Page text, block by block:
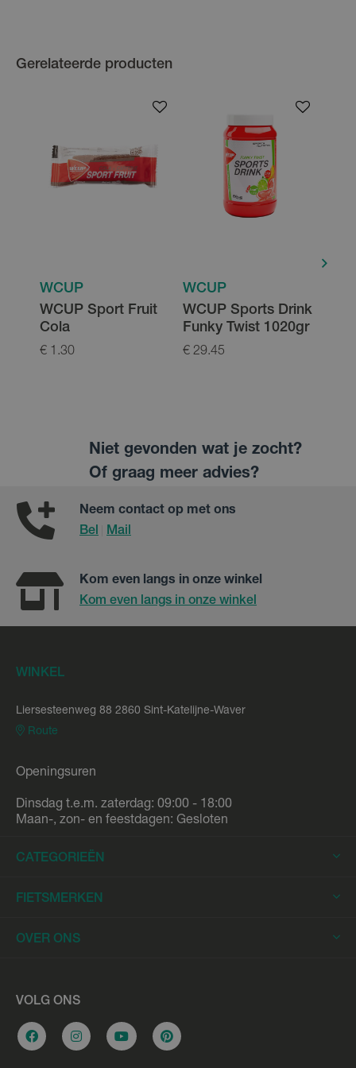
Gerelateerde producten
WCUP
WCUP Sport Fruit
Cola
€ 1.30
WCUP
WCUP Sports Drink
Funky Twist 1020gr
€ 29.45
Niet gevonden wat je zocht?
Of graag meer advies?
Neem contact op met ons
Bel
Mail
Kom even langs in onze winkel
Kom even langs in onze winkel
WINKEL
Liersesteenweg 88 2860 Sint-Katelijne-Waver
Route
Openingsuren
Dinsdag t.e.m. zaterdag: 09:00 - 18:00
Maan-, zon- en feestdagen: Gesloten
CATEGORIEËN
Elektrische Fietsen
Elektrische Racefietsen
Elektrische Longtails
Elektrische Bakfietsen
Stadsfietsen
FIETSMERKEN
Trek
Cannondale
OVER ONS
Werkplaats
Overname e-bike
Vacatures
VOLG ONS